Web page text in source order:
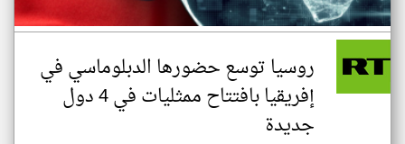
روسيا توسع حضورها الدبلوماسي في
إفريقيا بافتتاح ممثليات في 4 دول
جديدة